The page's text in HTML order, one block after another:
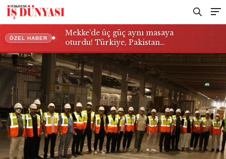
ÖZEL HABER
Mekke’de üç güç aynı masaya
oturdu! Türkiye, Pakistan…